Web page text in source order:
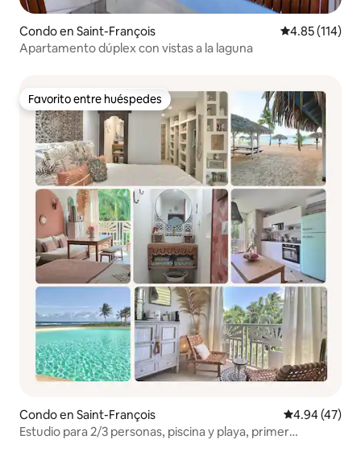
Condo en Saint-François Calificación
4.85 (114)
Apartamento dúplex con vistas a la laguna
Favorito entre huéspedes
Favorito entre huéspedes
Condo en Saint-François Calificación
4.94 (47)
Estudio para 2/3 personas, piscina y playa, primer